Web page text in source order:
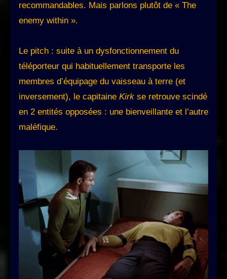
recommandables. Mais parlons plutôt de « The
enemy within ».
Le pitch : suite à un dysfonctionnement du
téléporteur qui habituellement transporte les
membres d’équipage du vaisseau à terre (et
inversement), le capitaine Kirk se retrouve scindé
en 2 entités opposées : une bienveillante et l’autre
maléfique.